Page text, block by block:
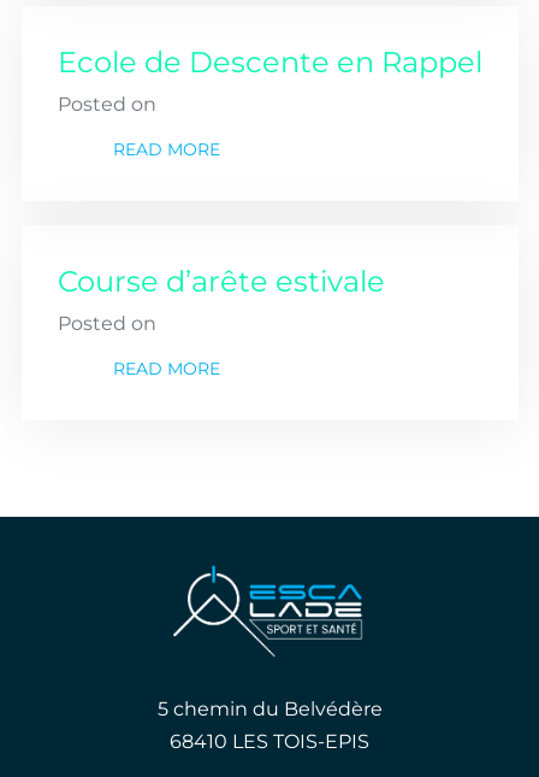
Ecole de Descente en Rappel
Posted on
READ MORE
Course d’arête estivale
Posted on
READ MORE
5 chemin du Belvédère
68410 LES TOIS-EPIS